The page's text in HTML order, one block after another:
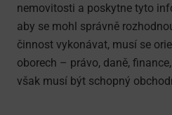
nemovitosti a poskytne tyto
aby se mohl správně
činnost vykonávat, musí se
oborech – právo, daně,
však musí být schopný